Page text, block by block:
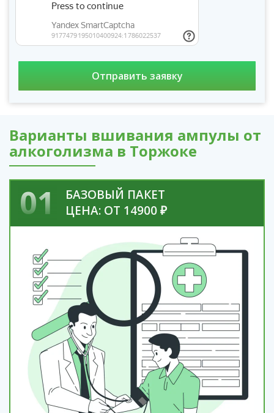
Варианты вшивания ампулы от
алкоголизма в Торжоке
01
БАЗОВЫЙ ПАКЕТ
ЦЕНА: ОТ 14900 ₽